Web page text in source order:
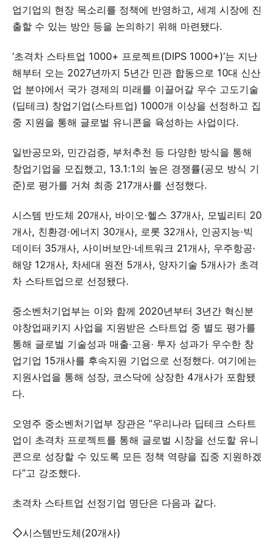
업기업의 현장 목소리를 정책에 반영하고, 세계 시장에 진
출할 수 있는 방안 등을 논의하기 위해 마련됐다.
‘초격차 스타트업 1000+ 프로젝트(DIPS 1000+)’는 지난
해부터 오는 2027년까지 5년간 민관 합동으로 10대 신산
업 분야에서 국가 경제의 미래를 이끌어갈 우수 고도기술
(딥테크) 창업기업(스타트업) 1000개 이상을 선정하고 집
중 지원을 통해 글로벌 유니콘을 육성하는 사업이다.
일반공모와, 민간검증, 부처추천 등 다양한 방식을 통해
창업기업을 모집했고, 13.1:1의 높은 경쟁률(공모 방식 기
준)로 평가를 거쳐 최종 217개사를 선정했다.
시스템 반도체 20개사, 바이오·헬스 37개사, 모빌리티 20
개사, 친환경·에너지 30개사, 로롯 32개사, 인공지능·빅
데이터 35개사, 사이버보안·네트워크 21개사, 우주항공·
해양 12개사, 차세대 원전 5개사, 양자기술 5개사가 초격
차 스타트업으로 선정됐다.
중소벤처기업부는 이와 함께 2020년부터 3년간 혁신분
야창업패키지 사업을 지원받은 스타트업 중 별도 평가를
통해 글로벌 기술성과 매출‧고용‧ 투자 성과가 우수한 창
업기업 15개사를 후속지원 기업으로 선정했다. 여기에는
지원사업을 통해 성장, 코스닥에 상장한 4개사가 포함됐
다.
오영주 중소벤처기업부 장관은 “우리나라 딥테크 스타트
업이 초격차 프로젝트를 통해 글로벌 시장을 선도할 유니
콘으로 성장할 수 있도록 모든 정책 역량을 집중 지원하겠
다”고 강조했다.
초격차 스타트업 선정기업 명단은 다음과 같다.
◇시스템반도체(20개사)